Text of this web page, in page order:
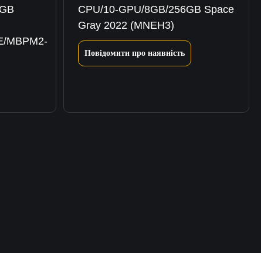
MBPM2-
CPU/10-GPU/8GB/256GB Space
Gray 2022 (MNEH3)
Повідомити про наявність